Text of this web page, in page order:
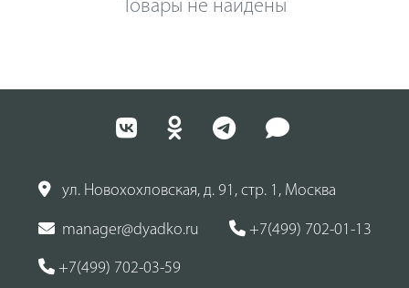
Товары не найдены
ул. Новохохловская, д. 91, стр. 1, Москва
manager@dyadko.ru +7(499) 702-01-13
+7(499) 702-03-59